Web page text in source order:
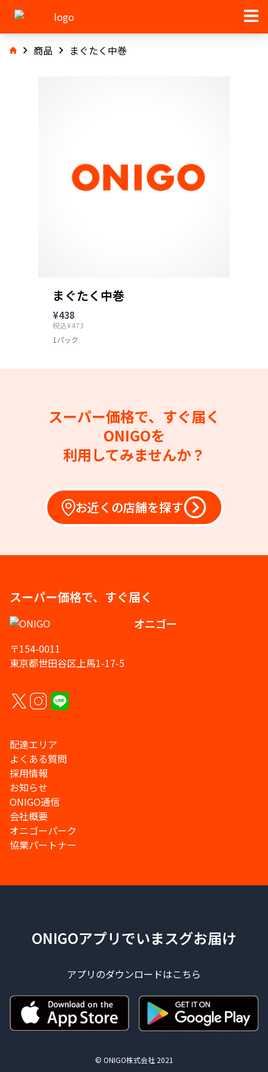
商品 まぐたく中巻
まぐたく中巻
¥438
税込¥473
1パック
スーパー価格で、すぐ届く
ONIGOを
利用してみませんか？
お近くの店舗を探す
スーパー価格で、すぐ届く
オニゴー
〒154-0011
東京都世田谷区上馬1-17-5
配達エリア
よくある質問
採用情報
お知らせ
ONIGO通信
会社概要
オニゴーパーク
協業パートナー
ONIGOアプリでいまスグお届け
アプリのダウンロードはこちら
© ONIGO株式会社 2021